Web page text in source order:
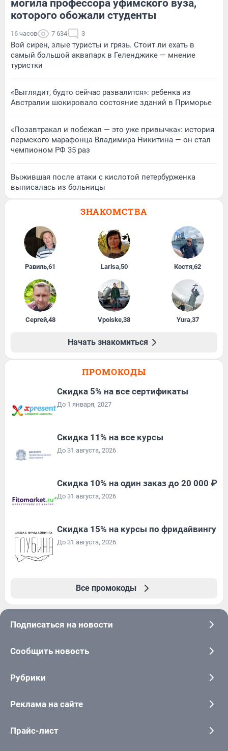
могила профессора уфимского вуза,
которого обожали студенты
16 часов 7 634 3
Вой сирен, злые туристы и грязь. Стоит ли ехать в
самый большой аквапарк в Геленджике — мнение
туристки
«Выглядит, будто сейчас развалится»: ребенка из
Австралии шокировало состояние зданий в Приморье
«Позавтракал и побежал — это уже привычка»: история
пермского марафонца Владимира Никитина — он стал
чемпионом РФ 35 раз
Выжившая после атаки с кислотой петербурженка
выписалась из больницы
ЗНАКОМСТВА
Равиль,61 Larisa,50 Костя,62
Сергей,48 Vpoiske,38 Yura,37
Начать знакомиться
ПРОМОКОДЫ
Скидка 5% на все сертификаты
До 1 января, 2027
Скидка 11% на все курсы
До 31 августа, 2026
Скидка 10% на один заказ до 20 000 ₽
До 31 августа, 2026
Скидка 15% на курсы по фридайвингу
До 31 августа, 2026
Все промокоды
Подписаться на новости
Сообщить новость
Рубрики
Реклама на сайте
Прайс-лист